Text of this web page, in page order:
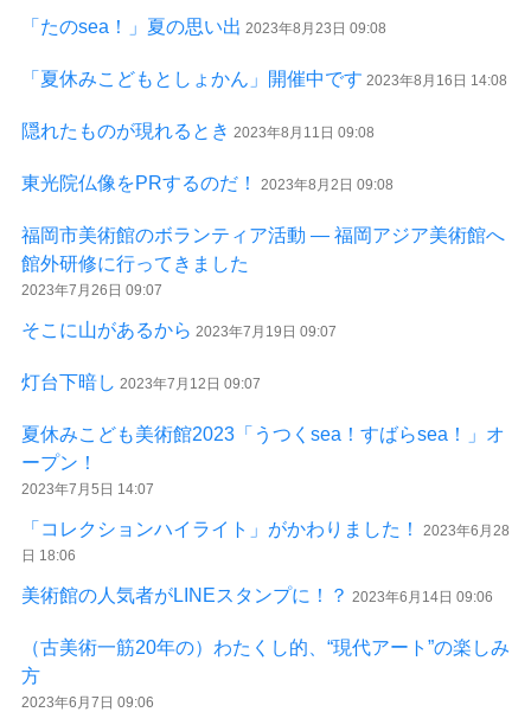
「たのsea！」夏の思い出 2023年8月23日 09:08
「夏休みこどもとしょかん」開催中です 2023年8月16日 14:08
隠れたものが現れるとき 2023年8月11日 09:08
東光院仏像をPRするのだ！ 2023年8月2日 09:08
福岡市美術館のボランティア活動 ― 福岡アジア美術館へ
館外研修に行ってきました
2023年7月26日 09:07
そこに山があるから 2023年7月19日 09:07
灯台下暗し 2023年7月12日 09:07
夏休みこども美術館2023「うつくsea！すばらsea！」オ
ープン！
2023年7月5日 14:07
「コレクションハイライト」がかわりました！
2023年6月28
日 18:06
美術館の人気者がLINEスタンプに！？ 2023年6月14日 09:06
（古美術一筋20年の）わたくし的、“現代アート”の楽しみ
方
2023年6月7日 09:06